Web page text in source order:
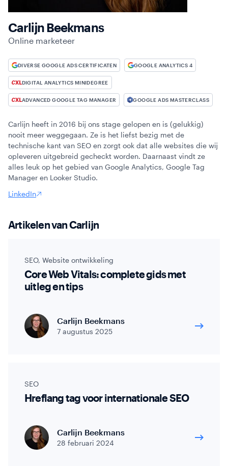
Webinars
Carlijn Beekmans
Online marketeer
DIVERSE GOOGLE ADS CERTIFICATEN GOOGLE ANALYTICS 4
DIGITAL ANALYTICS MINIDEGREE
ADVANCED GOOGLE TAG MANAGER GOOGLE ADS MASTERCLASS
Carlijn heeft in 2016 bij ons stage gelopen en is (gelukkig)
nooit meer weggegaan. Ze is het liefst bezig met de
technische kant van SEO en zorgt ook dat alle websites die wij
opleveren uitgebreid gecheckt worden. Daarnaast vindt ze
alles leuk op het gebied van Google Analytics, Google Tag
Manager en Looker Studio.
LinkedIn
Artikelen van Carlijn
SEO, Website ontwikkeling
Core Web Vitals: complete gids met
uitleg en tips
Carlijn Beekmans
7 augustus 2025
SEO
Hreflang tag voor internationale SEO
Carlijn Beekmans
28 februari 2024